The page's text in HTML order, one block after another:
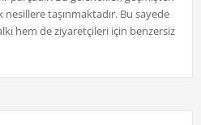
taşınmaktadır. Bu sayede
hem de ziyaretçileri için benzersiz